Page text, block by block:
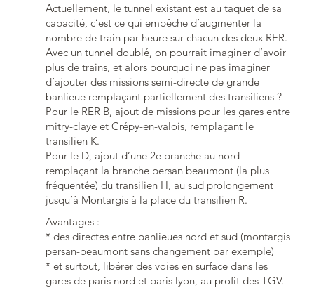
Actuellement, le tunnel existant est au taquet de sa
capacité, c’est ce qui empêche d’augmenter la
nombre de train par heure sur chacun des deux RER.
Avec un tunnel doublé, on pourrait imaginer d’avoir
plus de trains, et alors pourquoi ne pas imaginer
d’ajouter des missions semi-directe de grande
banlieue remplaçant partiellement des transiliens ?
Pour le RER B, ajout de missions pour les gares entre
mitry-claye et Crépy-en-valois, remplaçant le
transilien K.
Pour le D, ajout d’une 2e branche au nord
remplaçant la branche persan beaumont (la plus
fréquentée) du transilien H, au sud prolongement
jusqu’à Montargis à la place du transilien R.
Avantages :
* des directes entre banlieues nord et sud (montargis
persan-beaumont sans changement par exemple)
* et surtout, libérer des voies en surface dans les
gares de paris nord et paris lyon, au profit des TGV.